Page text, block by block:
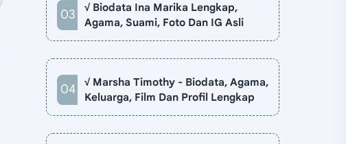
√ Biodata Ina Marika Lengkap,
Agama, Suami, Foto Dan IG Asli
√ Marsha Timothy - Biodata, Agama,
Keluarga, Film Dan Profil Lengkap